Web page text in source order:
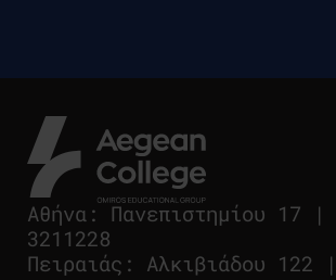
Αθήνα : Πανεπιστημίου 17 |
3211228
Πειραιάς : Αλκιβιάδου 122 |